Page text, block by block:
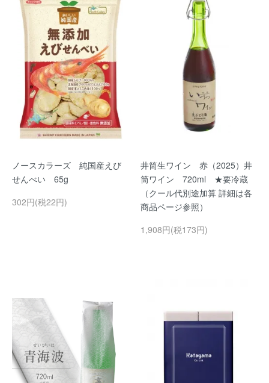
ノースカラーズ 純国産えび
せんべい 65g
302円(税22円)
井筒生ワイン 赤（2025）井
筒ワイン 720ml ★要冷蔵
（クール代別途加算 詳細は各
商品ページ参照）
1,908円(税173円)